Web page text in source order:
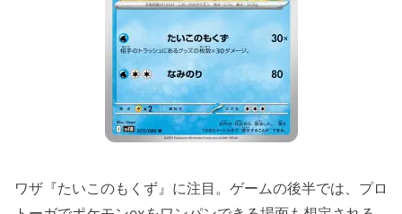
ワザ『たいこのもくず』に注目。ゲームの後半では、プロ